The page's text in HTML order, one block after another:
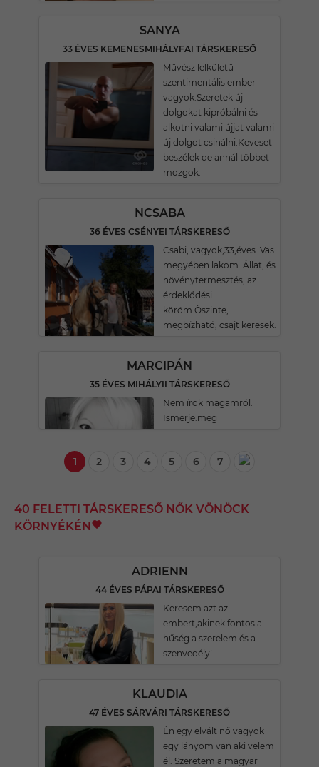
SANYA
33 ÉVES KEMENESMIHÁLYFAI TÁRSKERESŐ
Művész lelkűletű
szentimentális ember
vagyok.Szeretek új
dolgokat kipróbálni és
alkotni valami újjat valami
új dolgot csinálni.Keveset
beszélek de annál többet
mozgok.
NCSABA
36 ÉVES CSÉNYEI TÁRSKERESŐ
Csabi, vagyok,33,éves .Vas
megyében lakom. Állat, és
növénytermesztés, az
érdeklődési
köröm.Őszinte,
megbízható, csajt keresek.
MARCIPÁN
35 ÉVES MIHÁLYII TÁRSKERESŐ
Nem írok magamról.
Ismerje.meg
1 2 3 4 5 6 7
40 FELETTI TÁRSKERESŐ NŐK VÖNÖCK
KÖRNYÉKÉN
ADRIENN
44 ÉVES PÁPAI TÁRSKERESŐ
Keresem azt az
embert,akinek fontos a
hűség a szerelem és a
szenvedély!
KLAUDIA
47 ÉVES SÁRVÁRI TÁRSKERESŐ
Én egy elvált nő vagyok
egy lányom van aki velem
él. Szeretem a magyar